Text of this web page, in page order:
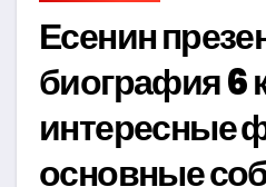
Есенин
биография 6
интересные
основные